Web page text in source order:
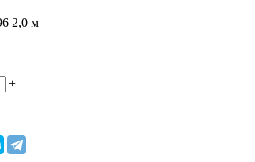
2,0 м
+